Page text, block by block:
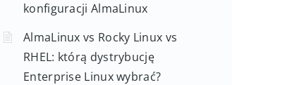
konfiguracji AlmaLinux
AlmaLinux vs Rocky Linux vs
RHEL: którą dystrybucję
Enterprise Linux wybrać?